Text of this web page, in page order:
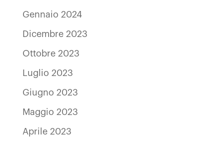
Gennaio 2024
Dicembre 2023
Ottobre 2023
Luglio 2023
Giugno 2023
Maggio 2023
Aprile 2023